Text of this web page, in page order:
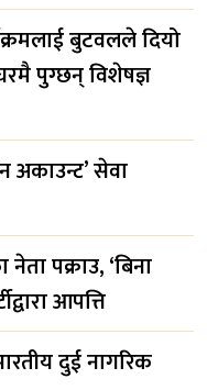
बुटवलले दियो
पुग्छन् विशेषज्ञ
सेवा
नेता पक्राउ, ‘बिना
आपत्ति
दुई नागरिक